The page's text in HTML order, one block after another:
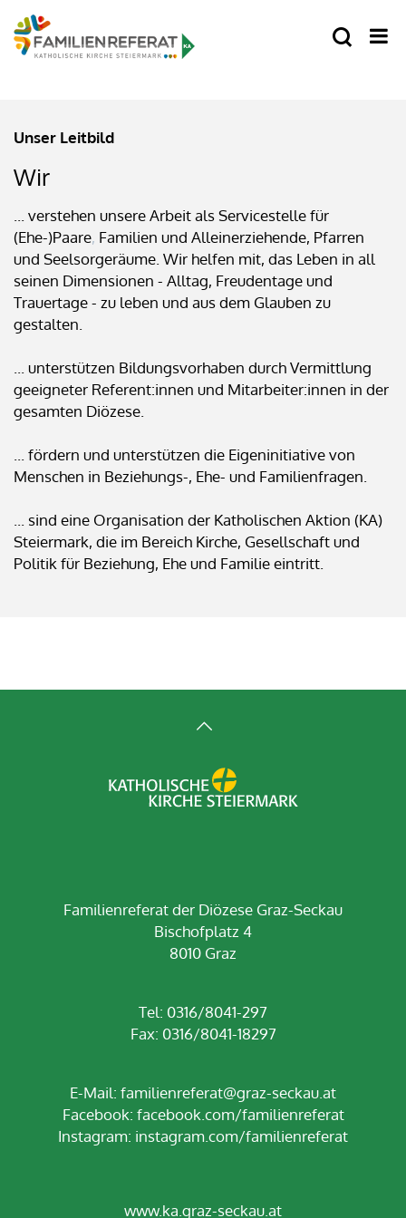
Unser Leitbild
Wir
... verstehen unsere Arbeit als Servicestelle für
(Ehe-)Paare, Familien und Alleinerziehende, Pfarren
und Seelsorgeräume. Wir helfen mit, das Leben in all
seinen Dimensionen - Alltag, Freudentage und
Trauertage - zu leben und aus dem Glauben zu
gestalten.
... unterstützen Bildungsvorhaben durch Vermittlung
geeigneter Referent:innen und Mitarbeiter:innen in der
gesamten Diözese.
... fördern und unterstützen die Eigeninitiative von
Menschen in Beziehungs-, Ehe- und Familienfragen.
... sind eine Organisation der Katholischen Aktion (KA)
Steiermark, die im Bereich Kirche, Gesellschaft und
Politik für Beziehung, Ehe und Familie eintritt.
Familienreferat der Diözese Graz-Seckau
Bischofplatz 4
8010 Graz
Tel: 0316/8041-297
Fax: 0316/8041-18297
E-Mail: familienreferat@graz-seckau.at
Facebook: facebook.com/familienreferat
Instagram: instagram.com/familienreferat
www.ka.graz-seckau.at